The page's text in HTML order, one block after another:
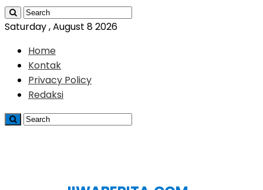
Saturday , August 8 2026
Home
Kontak
Privacy Policy
Redaksi